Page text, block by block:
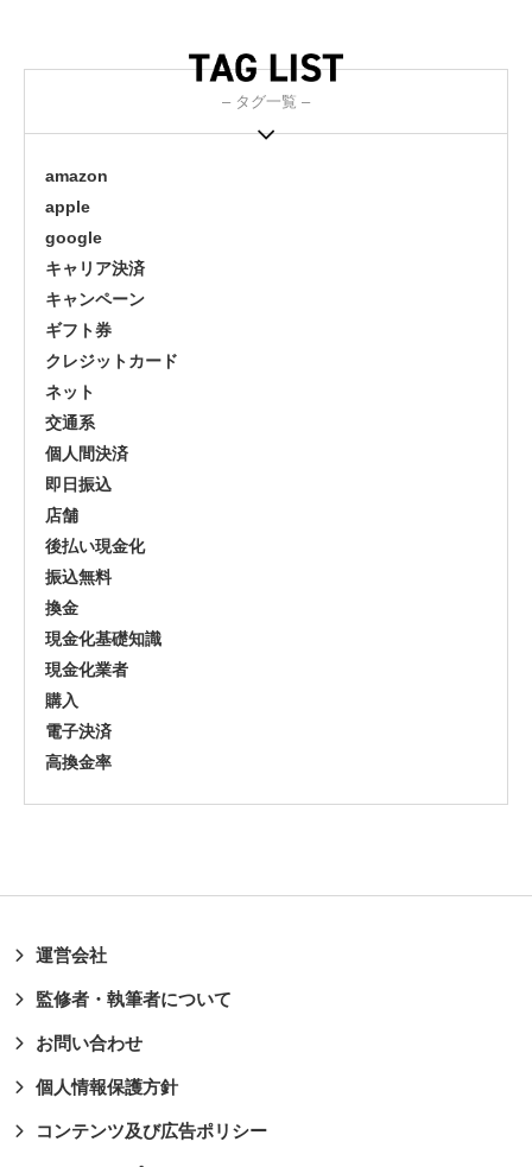
– タグ一覧 –
amazon
apple
google
キャリア決済
キャンペーン
ギフト券
クレジットカード
ネット
交通系
個人間決済
即日振込
店舗
後払い現金化
振込無料
換金
現金化基礎知識
現金化業者
購入
電子決済
高換金率
運営会社
監修者・執筆者について
お問い合わせ
個人情報保護方針
コンテンツ及び広告ポリシー